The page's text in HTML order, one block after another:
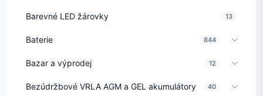
Barevné LED žárovky 13
Baterie 844
Bazar a výprodej 12
Bezúdržbové VRLA AGM a GEL akumulátory 40